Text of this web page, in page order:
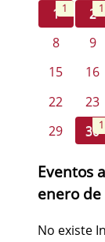
1 1 2 1
8 9
15
16
22
23
29
301
Eventos
enero de
No existe